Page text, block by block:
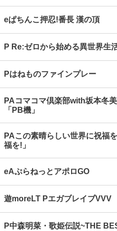
eぱちんこ押忍!番長 漢の頂
P Re:ゼロから始める異世界生
Pはねものファインプレー
PAコマコマ倶楽部with坂本冬
「PB機」
PAこの素晴らしい世界に祝福
福を!」
eAぷらねっとアポロGO
遊moreLT PエガブレイブVVV
P中森明菜・歌姫伝説~THE